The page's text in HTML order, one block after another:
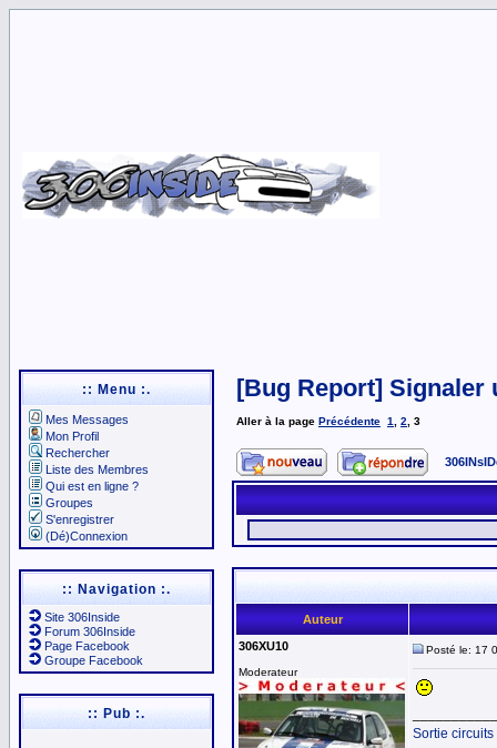
:: Menu :.
Mes Messages
Mon Profil
Rechercher
Liste des Membres
Qui est en ligne ?
Groupes
S'enregistrer
(Dé)Connexion
:: Navigation :.
Site 306Inside
Forum 306Inside
Page Facebook
Groupe Facebook
:: Pub :.
[Bug Report] Signaler
Aller à la page Précédente 1 2 3
Auteur
306XU10
Moderateur
Posté le: 17
Sortie circuits